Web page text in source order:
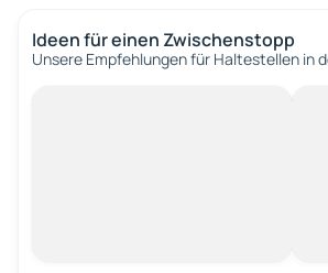
Ideen für einen Zwischenstopp
Unsere Empfehlungen für Haltestellen in